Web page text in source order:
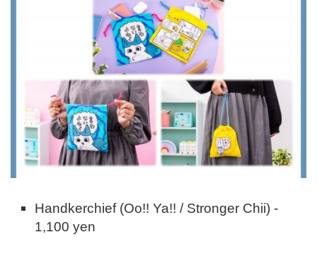
Handkerchief (Oo!! Ya!! / Stronger Chii) -
1,100 yen